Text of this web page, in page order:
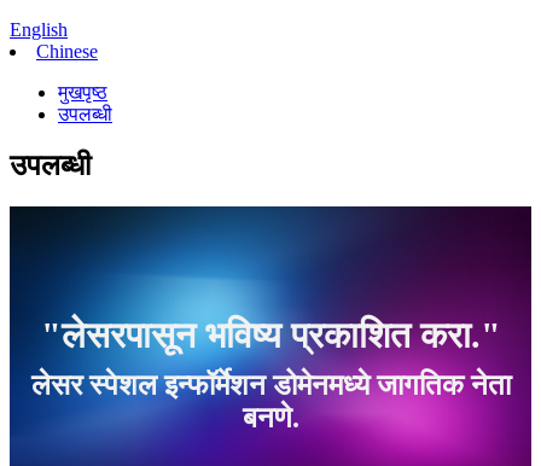
English
Chinese
मुखपृष्ठ
उपलब्धी
उपलब्धी
"लेसरपासून भविष्य प्रकाशित करा."
लेसर स्पेशल इन्फॉर्मेशन डोमेनमध्ये जागतिक नेता
बनणे.